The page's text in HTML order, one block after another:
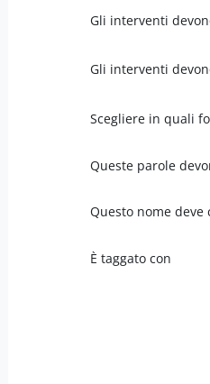
Gli interventi
Gli interventi
Scegliere in quali
Queste parole
Questo nome
È taggato con